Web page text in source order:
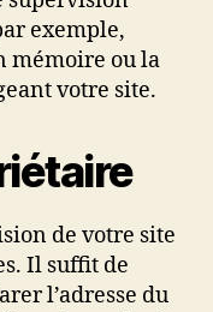
exemple,
mémoire ou la
votre site.
de votre site
Il suffit de
l’adresse du